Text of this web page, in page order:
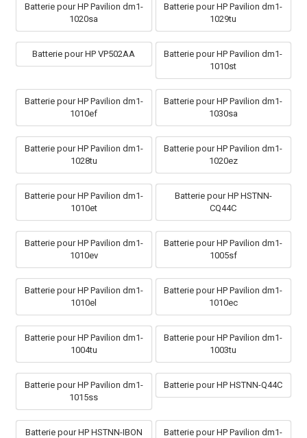
Batterie pour HP Pavilion dm1-
1020sa
Batterie pour HP Pavilion dm1-
1029tu
Batterie pour HP VP502AA
Batterie pour HP Pavilion dm1-
1010st
Batterie pour HP Pavilion dm1-
1010ef
Batterie pour HP Pavilion dm1-
1030sa
Batterie pour HP Pavilion dm1-
1028tu
Batterie pour HP Pavilion dm1-
1020ez
Batterie pour HP Pavilion dm1-
1010et
Batterie pour HP HSTNN-
CQ44C
Batterie pour HP Pavilion dm1-
1010ev
Batterie pour HP Pavilion dm1-
1005sf
Batterie pour HP Pavilion dm1-
1010el
Batterie pour HP Pavilion dm1-
1010ec
Batterie pour HP Pavilion dm1-
1004tu
Batterie pour HP Pavilion dm1-
1003tu
Batterie pour HP Pavilion dm1-
1015ss
Batterie pour HP HSTNN-Q44C
Batterie pour HP HSTNN-IBON
Batterie pour HP Pavilion dm1-